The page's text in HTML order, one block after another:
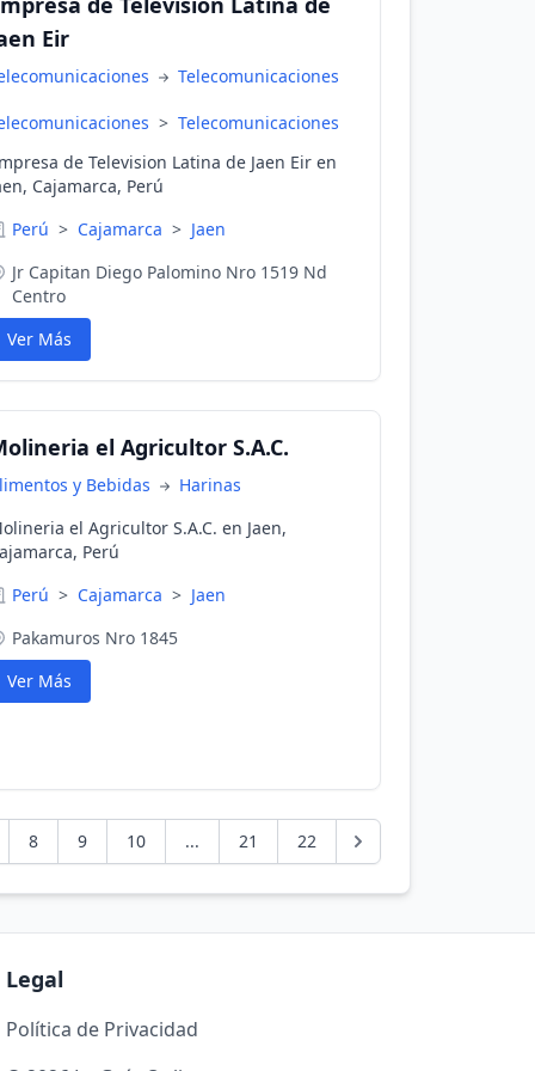
Eir
Telecomunicaciones
> Telecomunicaciones
de Television Latina de Jaen Eir en
Cajamarca, Perú
Perú > Cajamarca > Jaen
Jr Capitan Diego Palomino Nro 1519 Nd
Centro
Ver Más
el Agricultor S.A.C.
y Bebidas
Harinas
el Agricultor S.A.C. en Jaen,
Perú
Perú > Cajamarca > Jaen
Pakamuros Nro 1845
Ver Más
8 9 10 ... 21 22
Legal
Política de Privacidad